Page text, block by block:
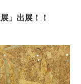
」出展！！